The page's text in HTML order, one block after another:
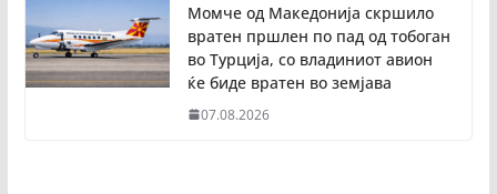
Момче од Македонија скршило
вратен пршлен по пад од тобоган
во Турција, со владиниот авион
ќе биде вратен во земјава
07.08.2026